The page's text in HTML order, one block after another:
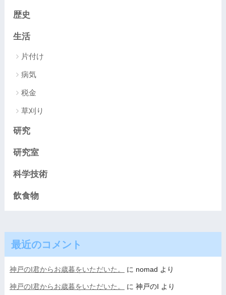
歴史
生活
片付け
病気
税金
草刈り
研究
研究室
科学技術
飲食物
最近のコメント
神戸のI君からお歳暮をいただいた。 に nomad より
神戸のI君からお歳暮をいただいた。 に 神戸のI より